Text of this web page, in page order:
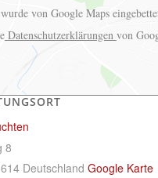
8
Deutschland Google Karte
von Google Maps
Datenschutzerklärungen von